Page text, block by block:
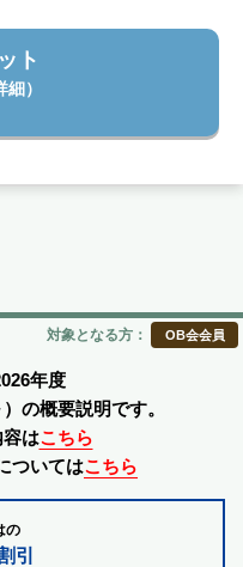
ト
細）
対象となる方： OB会会員
年度
の概要説明です。
はこちら
ついてはこちら
の
引